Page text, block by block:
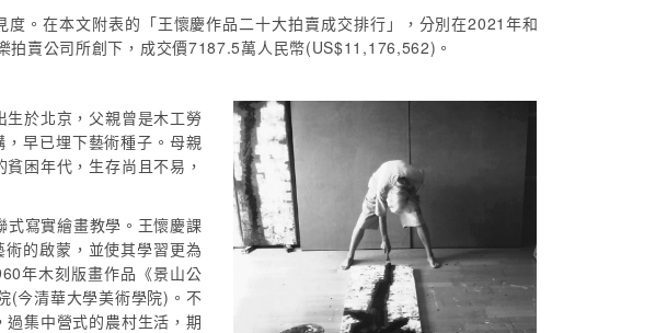
。在本文附表的「王懷慶作品二十大拍賣成交排行」，分別在2021年和
賣公司所創下，成交價7187.5萬人民幣(US$11,176,562)。
於北京，父親曾是木工勞
早已埋下藝術種子。母親
困年代，生存尚且不易，
寫實繪畫教學。王懷慶課
的啟蒙，並使其學習更為
年木刻版畫作品《景山公
(今清華大學美術學院)。不
集中營式的農村生活，期